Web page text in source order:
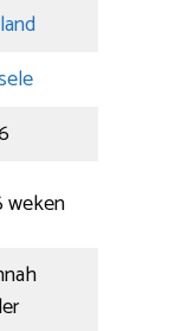
weken